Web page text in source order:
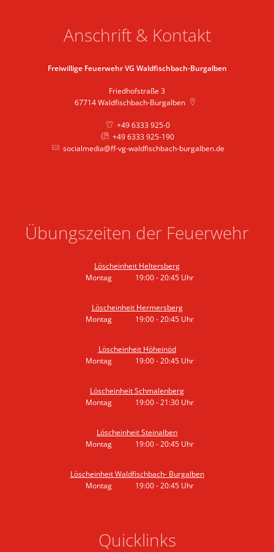
Anschrift & Kontakt
Freiwillige Feuerwehr VG Waldfischbach-Burgalben
Friedhofstraße 3
67714 Waldfischbach-Burgalben
+49 6333 925-0
+49 6333 925-190
socialmedia@ff-vg-waldfischbach-burgalben.de
Übungszeiten der Feuerwehr
Löscheinheit Heltersberg
Montag
19:00-20:45 Uhr
Löscheinheit Hermersberg
Montag
19:00-20:45 Uhr
Löscheinheit Höheinöd
Montag
19:00-20:45 Uhr
Löscheinheit Schmalenberg
Montag
19:00-21:30 Uhr
Löscheinheit Steinalben
Montag
19:00-20:45 Uhr
Löscheinheit Waldfischbach- Burgalben
Montag
19:00-20:45 Uhr
Quicklinks